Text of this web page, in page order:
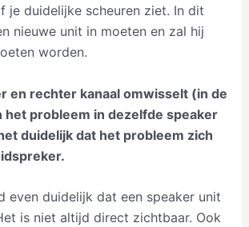
je duidelijke scheuren ziet. In dit
nieuwe unit in moeten en zal hij
worden.
en rechter kanaal omwisselt (in de
probleem in dezelfde speaker
duidelijk dat het probleem zich
even duidelijk dat een speaker unit
is niet altijd direct zichtbaar. Ook